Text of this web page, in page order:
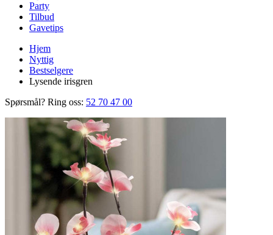
Party
Tilbud
Gavetips
Hjem
Nyttig
Bestselgere
Lysende irisgren
Spørsmål? Ring oss: 52 70 47 00